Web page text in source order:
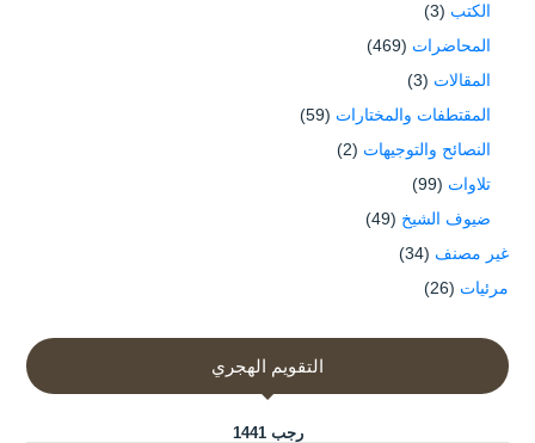
الكتب (3)
المحاضرات (469)
المقالات (3)
المقتطفات والمختارات (59)
النصائح والتوجيهات (2)
تلاوات (99)
ضيوف الشيخ (49)
غير مصنف (34)
مرئيات (26)
التقويم الهجري
رجب 1441